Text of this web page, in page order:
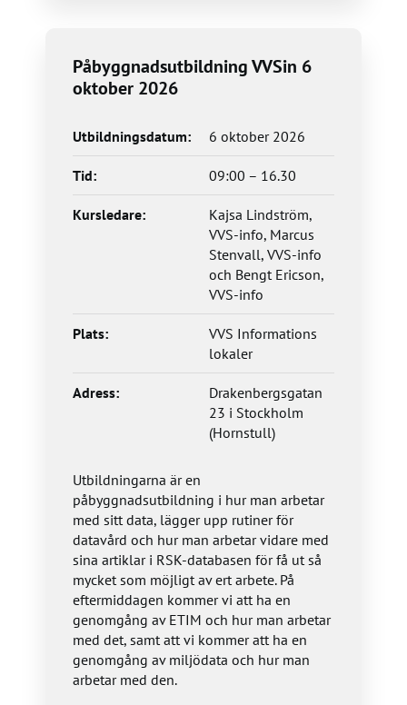
Påbyggnadsutbildning VVSin 6
oktober 2026
Utbildningsdatum: 6 oktober 2026
Tid: 09:00 – 16.30
Kursledare:
Kajsa Lindström,
VVS-info, Marcus
Stenvall, VVS-info
och Bengt Ericson,
VVS-info
Plats:
VVS Informations
lokaler
Adress:
Drakenbergsgatan
23 i Stockholm
(Hornstull)
Utbildningarna är en
påbyggnadsutbildning i hur man arbetar
med sitt data, lägger upp rutiner för
datavård och hur man arbetar vidare med
sina artiklar i RSK-databasen för få ut så
mycket som möjligt av ert arbete. På
eftermiddagen kommer vi att ha en
genomgång av ETIM och hur man arbetar
med det, samt att vi kommer att ha en
genomgång av miljödata och hur man
arbetar med den.